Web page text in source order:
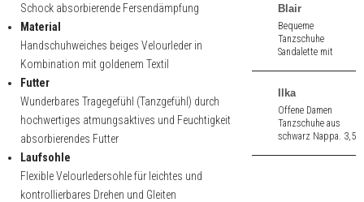
Schock absorbierende Fersendämpfung
Material
Handschuhweiches beiges Velourleder in
Kombination mit goldenem Textil
Futter
Wunderbares Tragegefühl (Tanzgefühl) durch
hochwertiges atmungsaktives und Feuchtigkeit
absorbierendes Futter
Laufsohle
Flexible Velourledersohle für leichtes und
kontrollierbares Drehen und Gleiten
Trägern. Top New
York: Geht immer.
Blair
Bequeme
Tanzschuhe
Sandalette mit
schwarz Velours
and silber multi.
5,5 cm hoher
Absatz.
Ilka
Offene Damen
Tanzschuhe aus
schwarz Nappa. 3,5